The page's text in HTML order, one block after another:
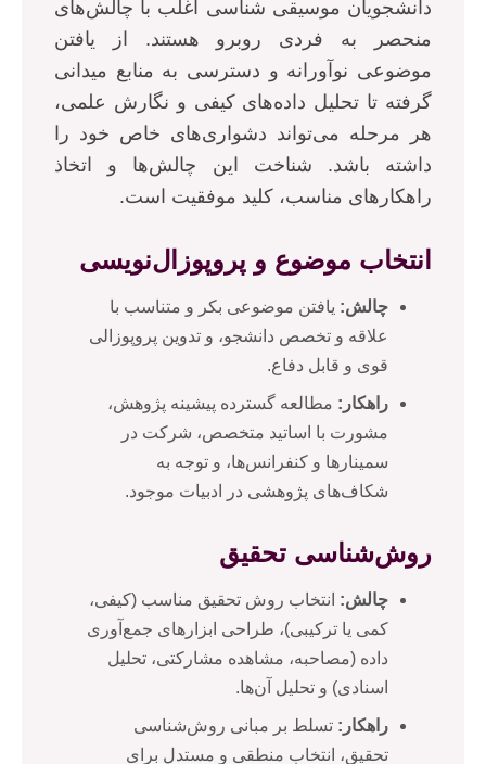
دانشجویان موسیقی شناسی اغلب با چالش‌های
منحصر به فردی روبرو هستند. از یافتن
موضوعی نوآورانه و دسترسی به منابع میدانی
گرفته تا تحلیل داده‌های کیفی و نگارش علمی،
هر مرحله می‌تواند دشواری‌های خاص خود را
داشته باشد. شناخت این چالش‌ها و اتخاذ
راهکارهای مناسب، کلید موفقیت است.
انتخاب موضوع و پروپوزال‌نویسی
چالش: یافتن موضوعی بکر و متناسب با
علاقه و تخصص دانشجو، و تدوین پروپوزالی
قوی و قابل دفاع.
راهکار: مطالعه گسترده پیشینه پژوهش،
مشورت با اساتید متخصص، شرکت در
سمینارها و کنفرانس‌ها، و توجه به
شکاف‌های پژوهشی در ادبیات موجود.
روش‌شناسی تحقیق
چالش: انتخاب روش تحقیق مناسب (کیفی،
کمی یا ترکیبی)، طراحی ابزارهای جمع‌آوری
داده (مصاحبه، مشاهده مشارکتی، تحلیل
اسنادی) و تحلیل آن‌ها.
راهکار: تسلط بر مبانی روش‌شناسی
تحقیق، انتخاب منطقی و مستدل برای